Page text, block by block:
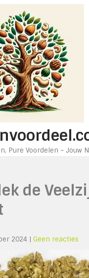
Pure Voordelen – Jouw
de
2024 | Geen reacties